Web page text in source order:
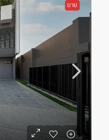
ขาย